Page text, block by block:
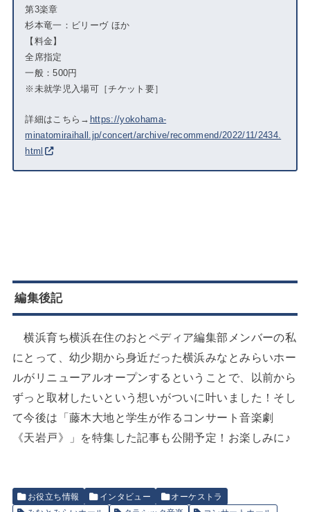
第3楽章
杉本竜一：ビリーヴ ほか
【料金】
全席指定
一般：500円
※未就学児入場可［チケット要］
詳細はこちら→ https://yokohama-
minatomiraihall.jp/concert/archive/recommend/2022/11/2434.
html
編集後記
横浜育ち横浜在住のおとペディア編集部メンバーの私
にとって、幼少期から身近だった横浜みなとみらいホー
ルがリニューアルオープンするということで、以前から
ずっと取材したいという想いがついに叶いました！そし
て今後は「藤木大地と学生が作るコンサート音楽劇
《天岩戸》」を特集した記事も公開予定！お楽しみに♪
お役立ち情報 インタビュー
オーケストラ